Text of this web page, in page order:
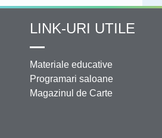
LINK-URI UTILE
Materiale educative
Programari saloane
Magazinul de Carte